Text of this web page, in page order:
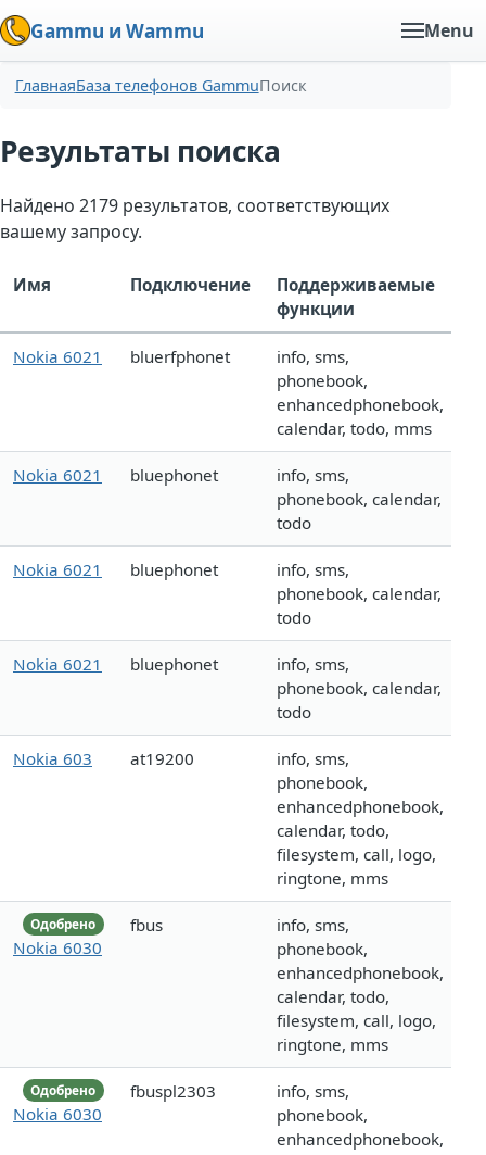
Gammu и Wammu Menu
ГлавнаяБаза телефонов GammuПоиск
Результаты поиска
Найдено 2179 результатов, соответствующих
вашему запросу.
Имя Подключение
Поддерживаемые
функции
Nokia 6021 bluerfphonet
info, sms,
phonebook,
enhancedphonebook,
calendar, todo, mms
Nokia 6021 bluephonet
info, sms,
phonebook, calendar,
todo
Nokia 6021 bluephonet
info, sms,
phonebook, calendar,
todo
Nokia 6021 bluephonet
info, sms,
phonebook, calendar,
todo
Nokia 603 at19200
info, sms,
phonebook,
enhancedphonebook,
calendar, todo,
filesystem, call, logo,
ringtone, mms
Одобрено
Nokia 6030
fbus
info, sms,
phonebook,
enhancedphonebook,
calendar, todo,
filesystem, call, logo,
ringtone, mms
Одобрено
Nokia 6030
fbuspl2303
info, sms,
phonebook,
enhancedphonebook,